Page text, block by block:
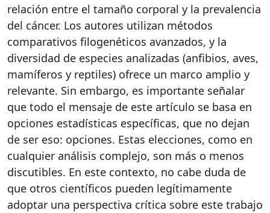
relación entre el tamaño corporal y la prevalencia
del cáncer. Los autores utilizan métodos
comparativos filogenéticos avanzados, y la
diversidad de especies analizadas (anfibios, aves,
mamíferos y reptiles) ofrece un marco amplio y
relevante. Sin embargo, es importante señalar
que todo el mensaje de este artículo se basa en
opciones estadísticas específicas, que no dejan
de ser eso: opciones. Estas elecciones, como en
cualquier análisis complejo, son más o menos
discutibles. En este contexto, no cabe duda de
que otros científicos pueden legítimamente
adoptar una perspectiva crítica sobre este trabajo